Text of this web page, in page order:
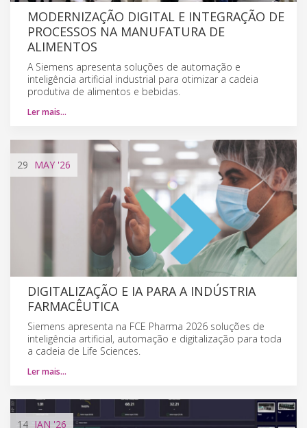
MODERNIZAÇÃO DIGITAL E INTEGRAÇÃO DE
PROCESSOS NA MANUFATURA DE
ALIMENTOS
A Siemens apresenta soluções de automação e
inteligência artificial industrial para otimizar a cadeia
produtiva de alimentos e bebidas.
Ler mais…
29 MAY '26
DIGITALIZAÇÃO E IA PARA A INDÚSTRIA
FARMACÊUTICA
Siemens apresenta na FCE Pharma 2026 soluções de
inteligência artificial, automação e digitalização para toda
a cadeia de Life Sciences.
Ler mais…
14 JAN '26